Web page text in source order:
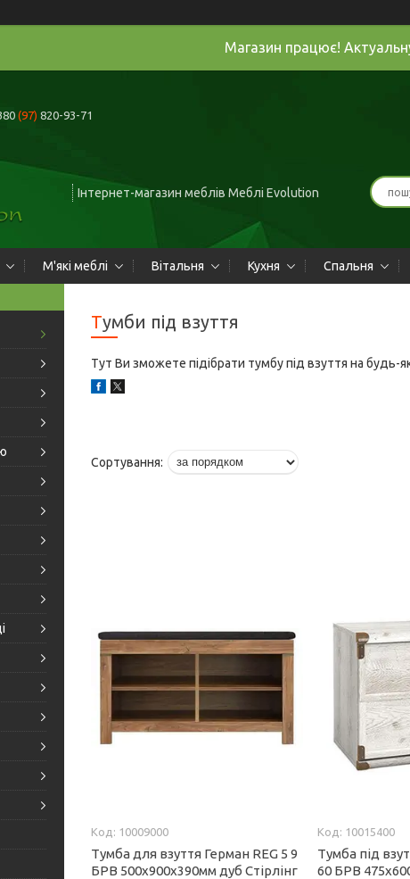
Магазин працює!
(97) 820-93-71
Інтернет-магазин меблів Меблі Evolution
М'які меблі Вітальня Кухня Спальня
Тумби під взуття
Тут Ви зможете підібрати тумбу під взуття на будь-
10009000
Тумба для взуття Герман REG 5 9
БРВ 500х900х390мм дуб Стірлінг
10015400
Тумба під
60 БРВ